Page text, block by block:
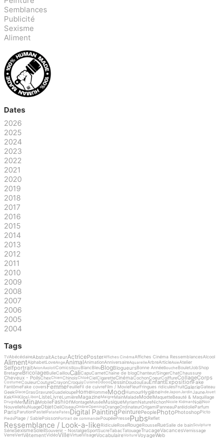
Semblances
Publicité
Sexisme
Aliment
Dates
2026
2025
2024
2023
2022
2021
2020
2019
2018
2017
2016
2015
2014
2013
2012
2011
2010
2009
2008
2007
2006
2005
2004
Tags
TVAbécédaireAbstraitActeurActricePosterAffiches CinémaAffiches Cinéma RessemblancesAlcool
AlimentAlphabetLoveAngeAnimalAnimationAnniversaireAquarelleArbreArticleAsieAtelier
SelfportraitAvionAxolotlComicsBijou BlancBleuBlogBlogueursBonne AnnéeBouche BouletJobShop
BretagneBricolageBulleCaillouCaliCapuCarnetChaine de blogChanteur/SingerChatChaussure
Cheveux - PoilsChexChienChinoisChloéCielCigaretteCinémaCochonCoeurCoiffureCollageCorps
CostumeCouleurCoutureCrayonCroquisCuisineDdoooDessinDoudouEauEnfantExpositionFake
FantômeFake coversFemmeFeuilleFil de cuivreFilm / MovieFleurFringues ridiculesFruitGalerieGateau
GeekGlaceGrasGravureGuadeloupeHomeHommeMoodHumourHygièneIndeJaponJardinJauneJouet
KekKikiKilosLibon ListeLivreLumièreMagazineMaigre MainMaladeModelMaquetteBeauté & Maquillage
DrugsMerMinaMobileFashionMontageMuséeMusiqueMyriamNatureNichonNicole Kidman NoëlNoir
NouvelleNuNuageObjetOeilOiseauOmbreOpeningOrangeOrdinateurOrigamiPanneauParéidolieParfum
ParisParutionPastel PatatePatesDigital PaintingPeinturePeoplePhotoPhotoshopPicto
PiedsPlage / SablePoissonPortrait de commande PoupéePressePubsReflet
Ressemblance / Look-a-likeRidiculeRoseRougeRousseRueSalle de bainSculpture
SérieSexismeSoleilSouvenir - NostalgieSportSucreTabacTatouageTrucageVacancesVernissage
VerreVertVêtementVidéoVilleVirtuelVisageVocabulaireVoitureVoyageWeb